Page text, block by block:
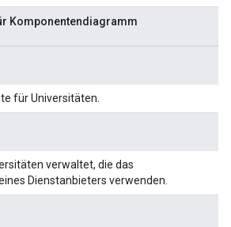
Komponentendiagramm
für Universitäten.
verwaltet, die das
Dienstanbieters verwenden.